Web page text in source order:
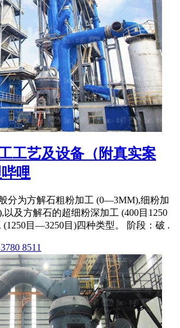
工艺及设备（附真实案
哩
分为方解石粗粉加工 (0―3MM),细粉加
以及方解石的超细粉深加工 (400目1250
(1250目―3250目)四种类型。 阶段：破 .
8511